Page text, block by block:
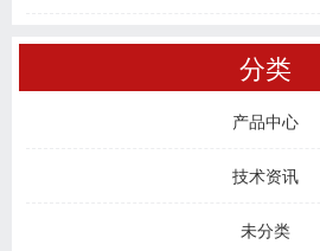
分类
产品中心
技术资讯
未分类